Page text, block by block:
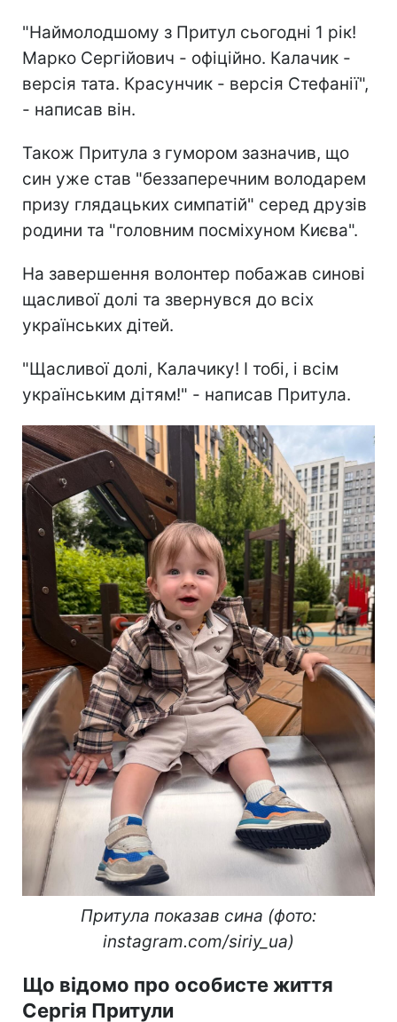
"Наймолодшому з Притул сьогодні 1 рік!
Марко Сергійович - офіційно. Калачик -
версія тата. Красунчик - версія Стефанії",
- написав він.
Також Притула з гумором зазначив, що
син уже став "беззаперечним володарем
призу глядацьких симпатій" серед друзів
родини та "головним посміхуном Києва".
На завершення волонтер побажав синові
щасливої долі та звернувся до всіх
українських дітей.
"Щасливої долі, Калачику! І тобі, і всім
українським дітям!" - написав Притула.
Притула показав сина (фото:
instagram.com/siriy_ua)
Що відомо про особисте життя
Сергія Притули